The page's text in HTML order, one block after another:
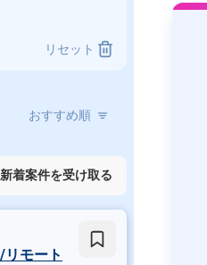
リセット
新着案件を受け取る
モート